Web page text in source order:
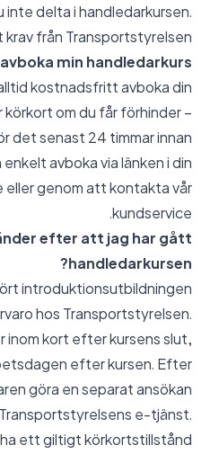
delta i handledarkursen.
från Transportstyrelsen.
min handledarkurs?
kostnadsfritt avboka din
om du får förhinder –
det senast 24 timmar innan
avboka via länken i din
genom att kontakta vår
kundservice.
efter att jag har gått
handledarkursen?
introduktionsutbildningen
hos Transportstyrelsen.
inom kort efter kursens slut,
efter kursen. Efter
göra en separat ansökan
e-tjänst.
ett giltigt körkortstillstånd.